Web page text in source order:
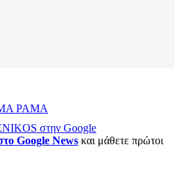
ΡΑΜΑ
στην Google
Google News και μάθετε πρώτοι